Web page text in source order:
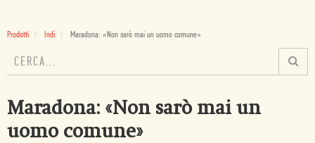
Prodotti Indi Maradona: «Non sarò mai un uomo comune»
Maradona: «Non sarò mai un
uomo comune»